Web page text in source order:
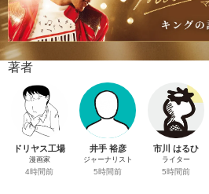
著者
ドリヤス工場
漫画家
4時間前
井手 裕彦
ジャーナリスト
5時間前
市川 はるひ
ライター
5時間前